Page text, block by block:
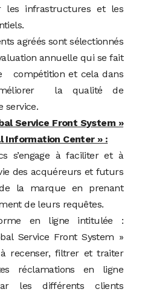
les infrastructures et les
agréés sont sélectionnés
annuelle qui se fait
compétition et cela dans
la qualité de
service.
Service Front System »
Information Center » :
s’engage à faciliter et à
des acquéreurs et futurs
la marque en prenant
de leurs requêtes.
en ligne intitulée :
Service Front System »
recenser, filtrer et traiter
réclamations en ligne
les différents clients